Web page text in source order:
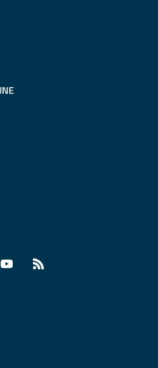
YouTube